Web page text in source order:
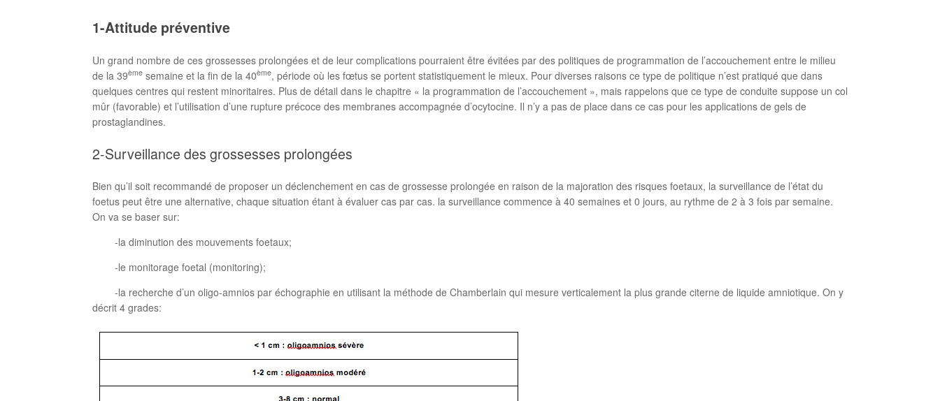
1-Attitude préventive
Un grand nombre de ces grossesses prolongées et de leur complications pourraient être évitées par des politiques de programmation de l’accouchement entre le milieu
de la 39ème semaine et la fin de la 40ème, période où les fœtus se portent statistiquement le mieux. Pour diverses raisons ce type de politique n’est pratiqué que dans
quelques centres qui restent minoritaires. Plus de détail dans le chapitre « la programmation de l’accouchement », mais rappelons que ce type de conduite suppose un col
mûr (favorable) et l’utilisation d’une rupture précoce des membranes accompagnée d’ocytocine. Il n’y a pas de place dans ce cas pour les applications de gels de
prostaglandines.
2-Surveillance des grossesses prolongées
Bien qu’il soit recommandé de proposer un déclenchement en cas de grossesse prolongée en raison de la majoration des risques foetaux, la surveillance de l’état du
foetus peut être une alternative, chaque situation étant à évaluer cas par cas. la surveillance commence à 40 semaines et 0 jours, au rythme de 2 à 3 fois par semaine.
On va se baser sur:
-la diminution des mouvements foetaux;
-le monitorage foetal (monitoring);
-la recherche d’un oligo-amnios par échographie en utilisant la méthode de Chamberlain qui mesure verticalement la plus grande citerne de liquide amniotique. On y
décrit 4 grades: